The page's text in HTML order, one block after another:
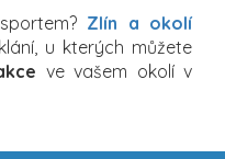
Zlín a okolí
u kterých můžete
ve vašem okolí v